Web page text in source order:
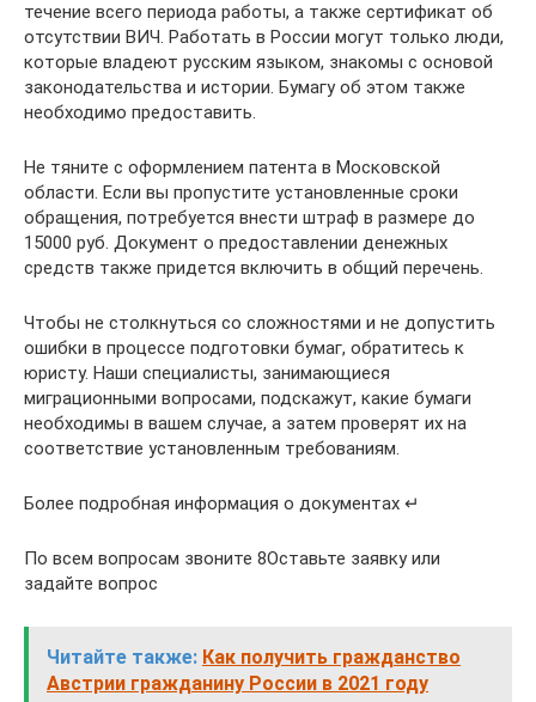
течение всего периода работы, а также сертификат об
отсутствии ВИЧ. Работать в России могут только люди,
которые владеют русским языком, знакомы с основой
законодательства и истории. Бумагу об этом также
необходимо предоставить.
Не тяните с оформлением патента в Московской
области. Если вы пропустите установленные сроки
обращения, потребуется внести штраф в размере до
15000 руб. Документ о предоставлении денежных
средств также придется включить в общий перечень.
Чтобы не столкнуться со сложностями и не допустить
ошибки в процессе подготовки бумаг, обратитесь к
юристу. Наши специалисты, занимающиеся
миграционными вопросами, подскажут, какие бумаги
необходимы в вашем случае, а затем проверят их на
соответствие установленным требованиям.
Более подробная информация о документах ↵
По всем вопросам звоните 8Оставьте заявку или
задайте вопрос
Читайте также: Как получить гражданство
Австрии гражданину России в 2021 году